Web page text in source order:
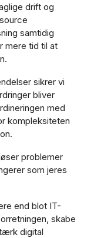
drift og
samtidig
mere tid til at
sikrer vi
bliver
med
kompleksiteten
problemer
som jeres
end blot IT-
skabe
digital